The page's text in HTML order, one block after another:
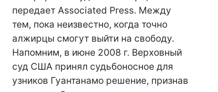
передает Associated Press. Между
тем, пока неизвестно, когда точно
алжирцы смогут выйти на свободу.
Напомним, в июне 2008 г. Верховный
суд США принял судьбоносное для
узников Гуантанамо решение, признав